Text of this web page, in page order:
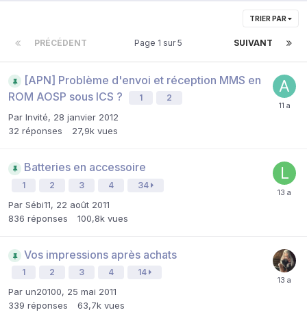
TRIER PAR
PRÉCÉDENT SUIVANT
Page 1 sur 5
[APN] Problème d'envoi et réception MMS en
ROM AOSP sous ICS ?
1 2
Par Invité, 28 janvier 2012
32 réponses 27,9k vues
Batteries en accessoire
1 2 3 4 34
Par Sébi11, 22 août 2011
836 réponses 100,8k vues
Vos impressions après achats
1 2 3 4 14
Par un20100, 25 mai 2011
339 réponses 63,7k vues